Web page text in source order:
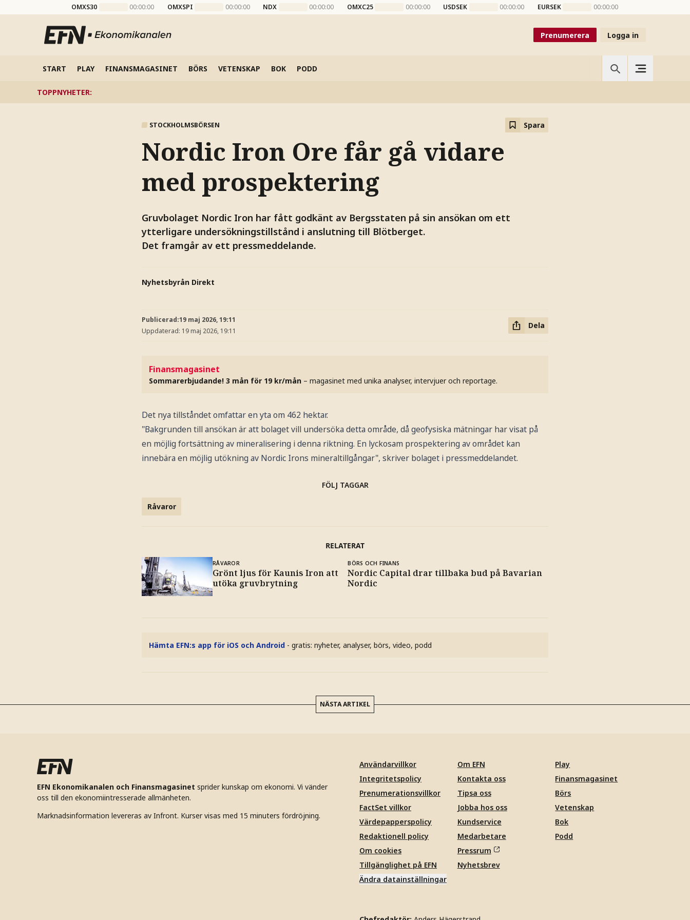
OMXS30 00:00:00 OMXSPI 00:00:00 NDX 00:00:00 OMXC25 00:00:00 USDSEK 00:00:00 EURSEK 00:00:00
Prenumerera Logga in
START PLAY FINANSMAGASINET BÖRS VETENSKAP BOK PODD
TOPPNYHETER:
STOCKHOLMSBÖRSEN Spara
Nordic Iron Ore får gå vidare
med prospektering
Gruvbolaget Nordic Iron har fått godkänt av Bergsstaten på sin ansökan om ett
ytterligare undersökningstillstånd i anslutning till Blötberget.
Det framgår av ett pressmeddelande.
Nyhetsbyrån Direkt
Publicerad:19 maj 2026, 19:11
Uppdaterad: 19 maj 2026, 19:11
Dela
Finansmagasinet
Sommarerbjudande! 3 mån för 19 kr/mån – magasinet med unika analyser, intervjuer och reportage.
Det nya tillståndet omfattar en yta om 462 hektar.
"Bakgrunden till ansökan är att bolaget vill undersöka detta område, då geofysiska mätningar har visat på
en möjlig fortsättning av mineralisering i denna riktning. En lyckosam prospektering av området kan
innebära en möjlig utökning av Nordic Irons mineraltillgångar", skriver bolaget i pressmeddelandet.
FÖLJ TAGGAR
Råvaror
RELATERAT
RÅVAROR
Grönt ljus för Kaunis Iron att
utöka gruvbrytning
BÖRS OCH FINANS
Nordic Capital drar tillbaka bud på Bavarian
Nordic
Hämta EFN:s app för iOS och Android - gratis: nyheter, analyser, börs, video, podd
NÄSTA ARTIKEL
EFN Ekonomikanalen och Finansmagasinet sprider kunskap om ekonomi. Vi vänder
oss till den ekonomiintresserade allmänheten.
Marknadsinformation levereras av Infront. Kurser visas med 15 minuters fördröjning.
Användarvillkor
Integritetspolicy
Prenumerationsvillkor
FactSet villkor
Värdepapperspolicy
Redaktionell policy
Om cookies
Tillgänglighet på EFN
Ändra datainställningar
Om EFN
Kontakta oss
Tipsa oss
Jobba hos oss
Kundservice
Medarbetare
Pressrum
Nyhetsbrev
Play
Finansmagasinet
Börs
Vetenskap
Bok
Podd